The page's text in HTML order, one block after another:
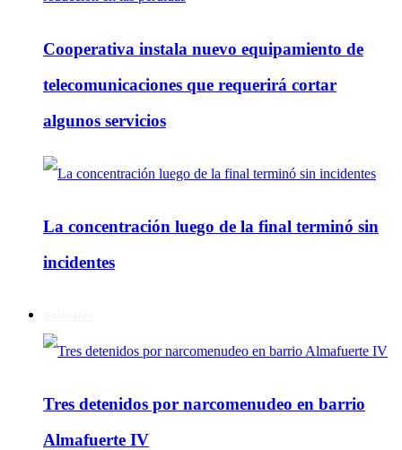
Cooperativa instala nuevo equipamiento de
telecomunicaciones que requerirá cortar
algunos servicios
La concentración luego de la final terminó sin
incidentes
Tres detenidos por narcomenudeo en barrio
Almafuerte IV